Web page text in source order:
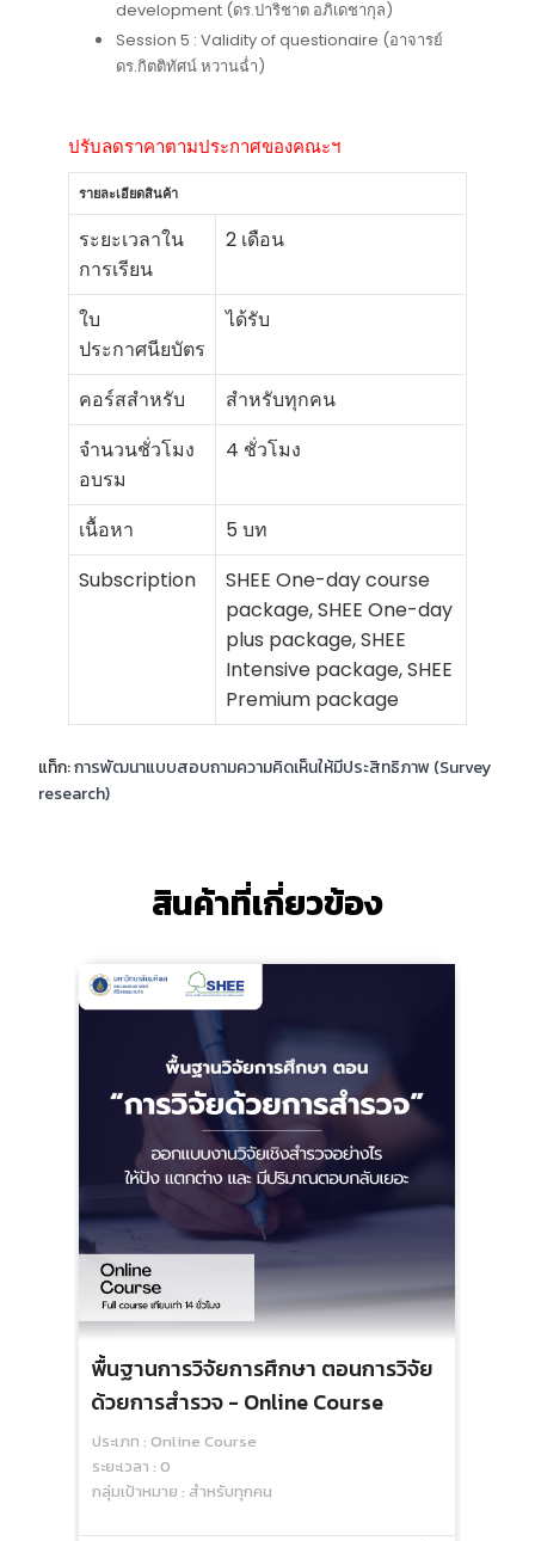
development (ดร.ปาริชาต อภิเดชากุล)
Session 5 : Validity of questionaire (อาจารย์
ดร.กิตติทัศน์ หวานฉ่ำ)
ปรับลดราคาตามประกาศของคณะฯ
รายละเอียดสินค้า
ระยะเวลาใน
การเรียน
2 เดือน
ใบ
ประกาศนียบัตร
ได้รับ
คอร์สสำหรับ
สำหรับทุกคน
จำนวนชั่วโมง
อบรม
4 ชั่วโมง
เนื้อหา
5 บท
Subscription
SHEE One-day course
package, SHEE One-day
plus package, SHEE
Intensive package, SHEE
Premium package
แท็ก:การพัฒนาแบบสอบถามความคิดเห็นให้มีประสิทธิภาพ (Survey
research)
สินค้าที่เกี่ยวข้อง
พื้นฐานการวิจัยการศึกษา ตอนการวิจัย
ด้วยการสำรวจ - Online Course
ประเภท : Online Course
ระยะเวลา : 0
กลุ่มเป้าหมาย : สำหรับทุกคน